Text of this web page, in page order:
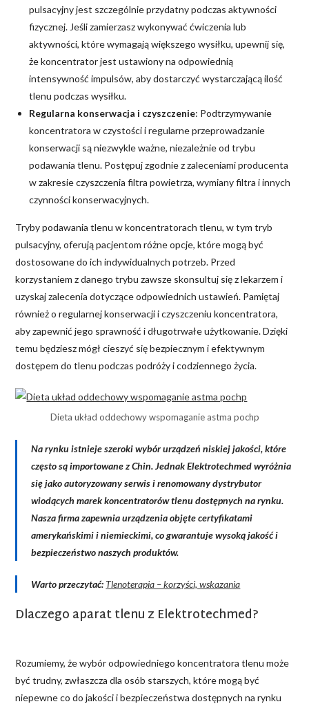
pulsacyjny jest szczególnie przydatny podczas aktywności
fizycznej. Jeśli zamierzasz wykonywać ćwiczenia lub
aktywności, które wymagają większego wysiłku, upewnij się,
że koncentrator jest ustawiony na odpowiednią
intensywność impulsów, aby dostarczyć wystarczającą ilość
tlenu podczas wysiłku.
Regularna konserwacja i czyszczenie: Podtrzymywanie
koncentratora w czystości i regularne przeprowadzanie
konserwacji są niezwykle ważne, niezależnie od trybu
podawania tlenu. Postępuj zgodnie z zaleceniami producenta
w zakresie czyszczenia filtra powietrza, wymiany filtra i innych
czynności konserwacyjnych.
Tryby podawania tlenu w koncentratorach tlenu, w tym tryb
pulsacyjny, oferują pacjentom różne opcje, które mogą być
dostosowane do ich indywidualnych potrzeb. Przed
korzystaniem z danego trybu zawsze skonsultuj się z lekarzem i
uzyskaj zalecenia dotyczące odpowiednich ustawień. Pamiętaj
również o regularnej konserwacji i czyszczeniu koncentratora,
aby zapewnić jego sprawność i długotrwałe użytkowanie. Dzięki
temu będziesz mógł cieszyć się bezpiecznym i efektywnym
dostępem do tlenu podczas podróży i codziennego życia.
Dieta układ oddechowy wspomaganie astma pochp
Na rynku istnieje szeroki wybór urządzeń niskiej jakości, które
często są importowane z Chin. Jednak Elektrotechmed wyróżnia
się jako autoryzowany serwis i renomowany dystrybutor
wiodących marek koncentratorów tlenu dostępnych na rynku.
Nasza firma zapewnia urządzenia objęte certyfikatami
amerykańskimi i niemieckimi, co gwarantuje wysoką jakość i
bezpieczeństwo naszych produktów.
Warto przeczytać: Tlenoterapia – korzyści, wskazania
Dlaczego aparat tlenu z Elektrotechmed?
Rozumiemy, że wybór odpowiedniego koncentratora tlenu może
być trudny, zwłaszcza dla osób starszych, które mogą być
niepewne co do jakości i bezpieczeństwa dostępnych na rynku